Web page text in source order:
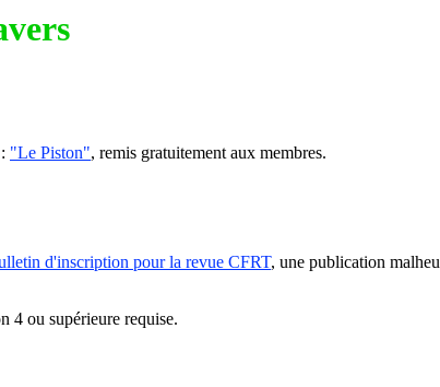
"Le Piston", remis gratuitement aux membres.
d'inscription pour la revue CFRT, une publication
4 ou supérieure requise.